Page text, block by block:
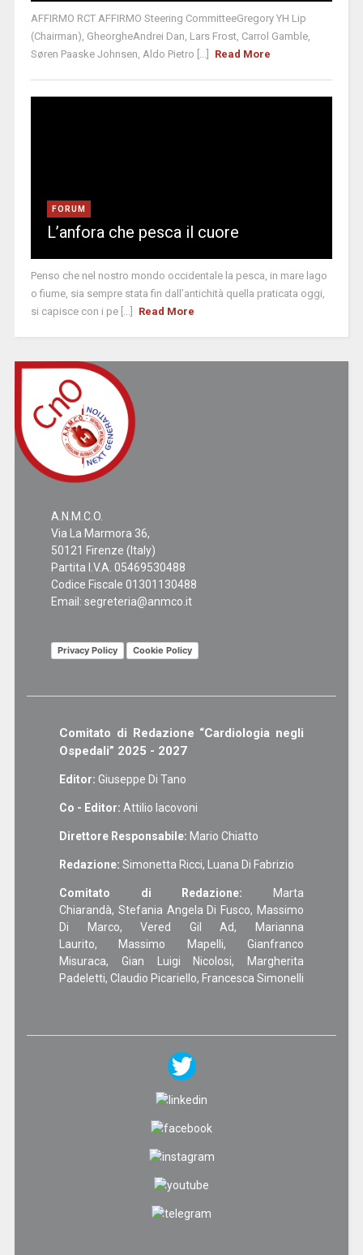
AFFIRMO RCT AFFIRMO Steering CommitteeGregory YH Lip
(Chairman), GheorgheAndrei Dan, Lars Frost, Carrol Gamble,
Søren Paaske Johnsen, Aldo Pietro [...]
Read More
FORUM
L’anfora che pesca il cuore
Penso che nel nostro mondo occidentale la pesca, in mare lago
o fiume, sia sempre stata fin dall’antichità quella praticata oggi,
si capisce con i pe [...]
Read More
A.N.M.C.O.
Via La Marmora 36,
50121 Firenze (Italy)
Partita I.V.A. 05469530488
Codice Fiscale 01301130488
Email: segreteria@anmco.it
Privacy Policy Cookie Policy
Comitato di Redazione “Cardiologia negli
Ospedali” 2025 - 2027
Editor: Giuseppe Di Tano
Co - Editor: Attilio Iacovoni
Direttore Responsabile: Mario Chiatto
Redazione: Simonetta Ricci, Luana Di Fabrizio
Comitato di Redazione: Marta
Chiarandà, Stefania Angela Di Fusco, Massimo
Di Marco, Vered Gil Ad, Marianna
Laurito, Massimo Mapelli, Gianfranco
Misuraca, Gian Luigi Nicolosi, Margherita
Padeletti, Claudio Picariello, Francesca Simonelli